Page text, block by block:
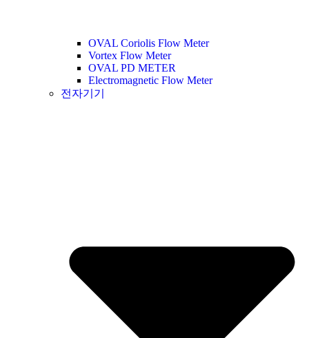
OVAL Coriolis Flow Meter
Vortex Flow Meter
OVAL PD METER
Electromagnetic Flow Meter
전자기기